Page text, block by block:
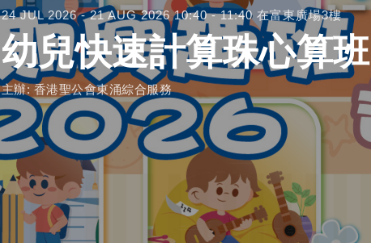
24 JUL 2026 - 21 AUG 2026 10:40 - 11:40 在富東廣場3樓
幼兒快速計算珠心算班
主辦: 香港聖公會東涌綜合服務
幼兒快速計算珠心算班